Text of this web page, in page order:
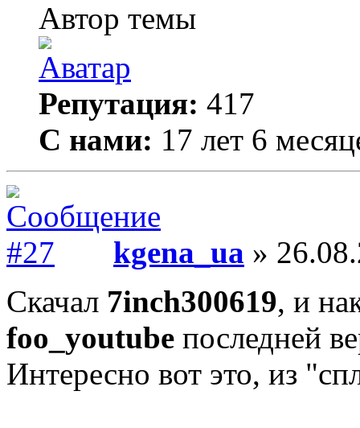
Автор темы
Репутация: 417
С нами: 17 лет 6
kgena_ua »
Скачал 7inch300619, и
foo_youtube последней
Интересно вот это, из